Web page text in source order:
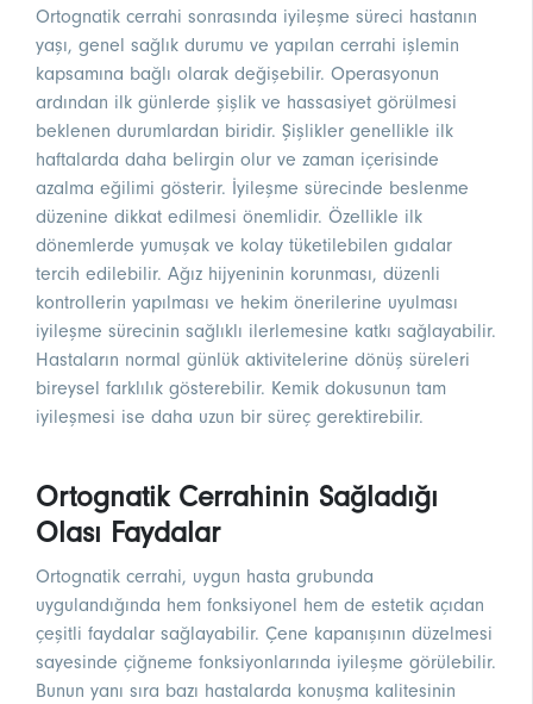
Ortognatik cerrahi sonrasında iyileşme süreci hastanın
yaşı, genel sağlık durumu ve yapılan cerrahi işlemin
kapsamına bağlı olarak değişebilir. Operasyonun
ardından ilk günlerde şişlik ve hassasiyet görülmesi
beklenen durumlardan biridir. Şişlikler genellikle ilk
haftalarda daha belirgin olur ve zaman içerisinde
azalma eğilimi gösterir. İyileşme sürecinde beslenme
düzenine dikkat edilmesi önemlidir. Özellikle ilk
dönemlerde yumuşak ve kolay tüketilebilen gıdalar
tercih edilebilir. Ağız hijyeninin korunması, düzenli
kontrollerin yapılması ve hekim önerilerine uyulması
iyileşme sürecinin sağlıklı ilerlemesine katkı sağlayabilir.
Hastaların normal günlük aktivitelerine dönüş süreleri
bireysel farklılık gösterebilir. Kemik dokusunun tam
iyileşmesi ise daha uzun bir süreç gerektirebilir.
Ortognatik Cerrahinin Sağladığı
Olası Faydalar
Ortognatik cerrahi, uygun hasta grubunda
uygulandığında hem fonksiyonel hem de estetik açıdan
çeşitli faydalar sağlayabilir. Çene kapanışının düzelmesi
sayesinde çiğneme fonksiyonlarında iyileşme görülebilir.
Bunun yanı sıra bazı hastalarda konuşma kalitesinin